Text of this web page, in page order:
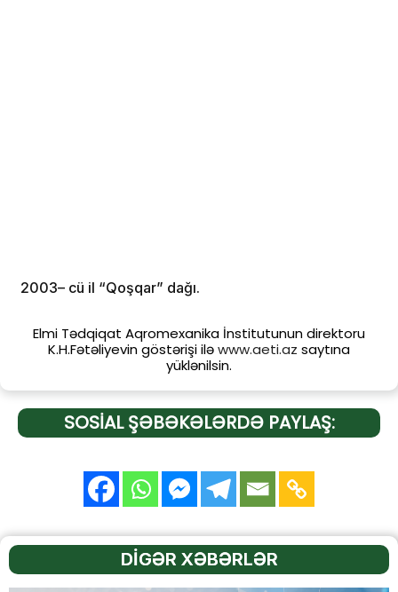
2003– cü il “Qoşqar” dağı.
Elmi Tədqiqat Aqromexanika İnstitutunun direktoru
K.H.Fətəliyevin göstərişi iləwww.aeti.az saytına
yüklənilsin.
SOSİAL ŞƏBƏKƏLƏRDƏ PAYLAŞ:
DİGƏR XƏBƏRLƏR